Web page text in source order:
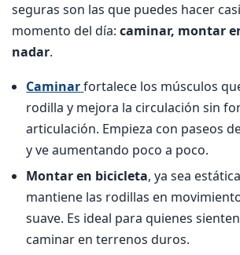
seguras son las que puedes hacer
momento del día: caminar, montar
nadar.
Caminarfortalece los músculos
rodilla y mejora la circulación sin
articulación. Empieza con paseos
y ve aumentando poco a poco.
Montar en bicicleta, ya sea
mantiene las rodillas en
suave. Es ideal para quienes
caminar en terrenos duros.